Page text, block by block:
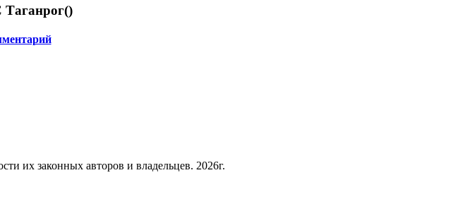
)
их законных авторов и владельцев. 2026г.